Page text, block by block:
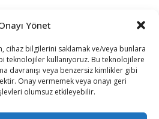
Yönet
cihaz bilgilerini saklamak ve/veya bunlara
teknolojiler kullanıyoruz. Bu teknolojilere
davranışı veya benzersiz kimlikler gibi
Onay vermemek veya onayı geri
olumsuz etkileyebilir.
arayışına yöneldi
Starlink rakibi Ukrayna üzerinde
sağlamaya başladı